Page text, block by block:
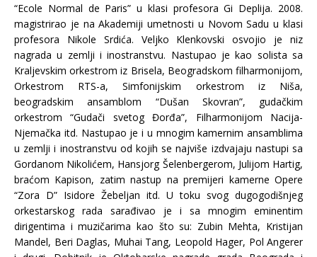
“Ecole Normal de Paris” u klasi profesora Gi Deplija. 2008.
magistrirao je na Akademiji umetnosti u Novom Sadu u klasi
profesora Nikole Srdića. Veljko Klenkovski osvojio je niz
nagrada u zemlji i inostranstvu. Nastupao je kao solista sa
Kraljevskim orkestrom iz Brisela, Beogradskom filharmonijom,
Orkestrom RTS-a, Simfonijskim orkestrom iz Niša,
beogradskim ansamblom “Dušan Skovran”, gudačkim
orkestrom “Gudači svetog Đorđa”, Filharmonijom Nacija-
Njemačka itd. Nastupao je i u mnogim kamernim ansamblima
u zemlji i inostranstvu od kojih se najviše izdvajaju nastupi sa
Gordanom Nikolićem, Hansjorg Šelenbergerom, Julijom Hartig,
braćom Kapison, zatim nastup na premijeri kamerne Opere
“Zora D” Isidore Žebeljan itd. U toku svog dugogodišnjeg
orkestarskog rada sarađivao je i sa mnogim eminentim
dirigentima i muzičarima kao što su: Zubin Mehta, Kristijan
Mandel, Beri Daglas, Muhai Tang, Leopold Hager, Pol Angerer